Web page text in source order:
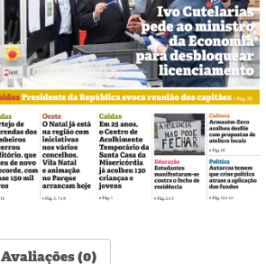
Avaliações (0)